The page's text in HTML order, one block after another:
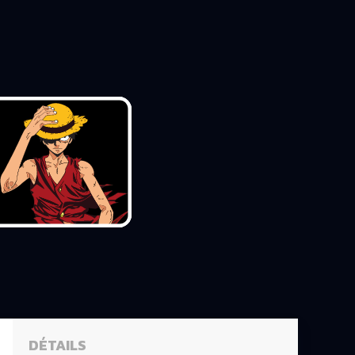
DÉTAILS